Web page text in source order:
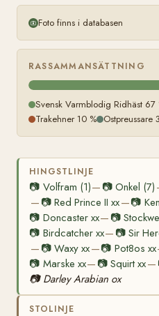
Foto finns i databasen
RASSAMMANSÄTTNING
Svensk Varmblodig Ridhäst 67
Trakehner 10 % Ostpreussare
HINGSTLINJE
📷 Volfram (1)— 📷Onkel (7)
— 📷Red Prince II xx—📷
📷 Doncaster xx— 📷
📷 Birdcatcher xx— 📷Sir
— 📷Waxy xx—📷 Pot8os xx
📷 Marske xx— 📷Squirt xx—
📷 Darley Arabian ox
STOLINJE